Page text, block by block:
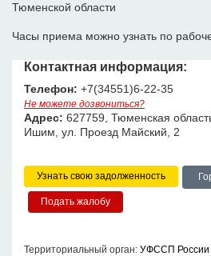
Тюменской области
Часы приема можно узнать по
Контактная информация:
Телефон: +7(34551)6-22-35
Не можете дозвониться?
Адрес: 627759, Тюменская
Ишим, ул. Проезд Майский, 2
Узнать свою задолженность
Территориальный орган: УФССП России